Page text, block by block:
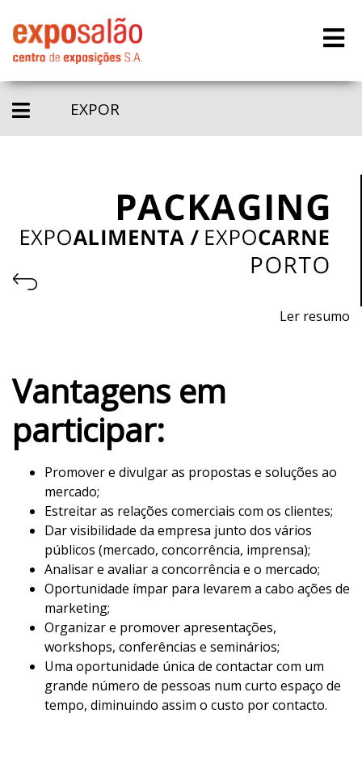
EXPOR
Ler resumo
Porto
10h / 19h
Vantagens em
participar:
Promover e divulgar as propostas e soluções ao
mercado;
Estreitar as relações comerciais com os clientes;
Dar visibilidade da empresa junto dos vários
públicos (mercado, concorrência, imprensa);
Analisar e avaliar a concorrência e o mercado;
Oportunidade ímpar para levarem a cabo ações de
marketing;
Organizar e promover apresentações,
workshops, conferências e seminários;
Uma oportunidade única de contactar com um
grande número de pessoas num curto espaço de
tempo, diminuindo assim o custo por contacto.